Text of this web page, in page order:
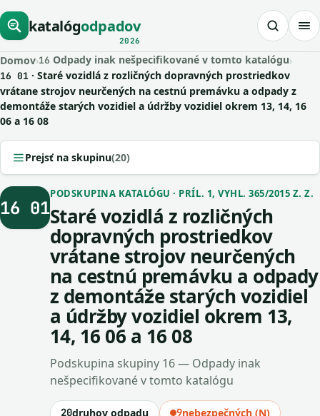
katalógodpadov
2026
Domov›16 Odpady inak nešpecifikované v tomto katalógu›
16 01 · Staré vozidlá z rozličných dopravných prostriedkov
vrátane strojov neurčených na cestnú premávku a odpady z
demontáže starých vozidiel a údržby vozidiel okrem 13, 14, 16
06 a 16 08
Prejsť na skupinu(20)
16 01
PODSKUPINA KATALÓGU · PRÍL. 1, VYHL. 365/2015 Z. Z.
Staré vozidlá z rozličných
dopravných prostriedkov
vrátane strojov neurčených
na cestnú premávku a odpady
z demontáže starých vozidiel
a údržby vozidiel okrem 13,
14, 16 06 a 16 08
Podskupina skupiny 16 — Odpady inak
nešpecifikované v tomto katalógu
20druhov odpadu 9nebezpečných (N)